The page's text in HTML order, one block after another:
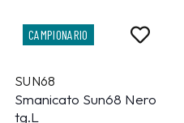
CAMPIONARIO
SUN68
Smanicato Sun68 Nero
tg.L